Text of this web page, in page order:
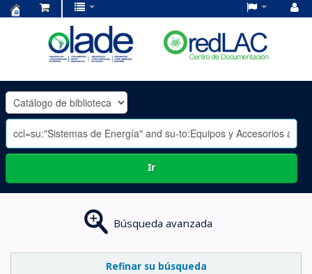
OLADE
-
Ir
Búsqueda avanzada
Refinar su búsqueda